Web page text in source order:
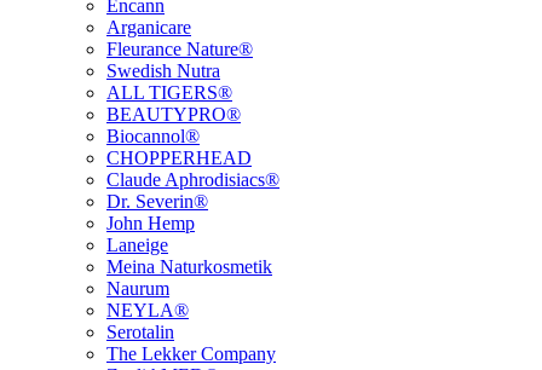
Encann
Arganicare
Fleurance Nature®
Swedish Nutra
ALL TIGERS®
BEAUTYPRO®
Biocannol®
CHOPPERHEAD
Claude Aphrodisiacs®
Dr. Severin®
John Hemp
Laneige
Meina Naturkosmetik
Naurum
NEYLA®
Serotalin
The Lekker Company